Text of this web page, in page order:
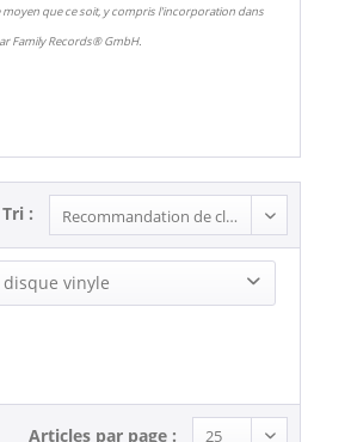
que ce soit, y compris l'incorporation dans
Family Records® GmbH.
Tri :
vinyle
Articles par page :